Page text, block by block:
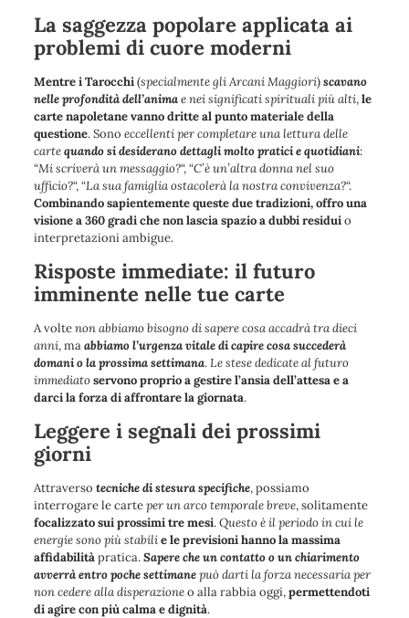
La saggezza popolare applicata ai
problemi di cuore moderni
Mentre i Tarocchi(specialmente gli Arcani Maggiori)scavano
nelle profondità dell’animae nei significati spirituali più alti,le
carte napoletane vanno dritte al punto materiale della
questione. Sono eccellenti per completare una lettura delle
cartequando si desiderano dettagli molto pratici e quotidiani:
“Mi scriverà un messaggio?“, “C’è un’altra donna nel suo
ufficio?“, “La sua famiglia ostacolerà la nostra convivenza?“.
Combinando sapientemente queste due tradizioni, offro una
visione a 360 gradi che non lascia spazio a dubbi residuio
interpretazioni ambigue.
Risposte immediate: il futuro
imminente nelle tue carte
A voltenon abbiamo bisogno di sapere cosa accadrà tra dieci
anni, maabbiamo l’urgenza vitale di capire cosa succederà
domani o la prossima settimana.Le stese dedicate al futuro
immediatoservono proprio a gestire l’ansia dell’attesa e a
darci la forza di affrontare la giornata.
Leggere i segnali dei prossimi
giorni
Attraverso tecniche di stesura specifiche, possiamo
interrogare le carteper un arco temporale breve, solitamente
focalizzato sui prossimi tre mesi.Questo è il periodo in cui le
energie sono più stabilie le previsioni hanno la massima
affidabilitàpratica.Sapere che un contatto o un chiarimento
avverrà entro poche settimanepuò darti la forza necessaria per
non cedere alla disperazioneo alla rabbia oggi,permettendoti
di agire con più calma e dignità.